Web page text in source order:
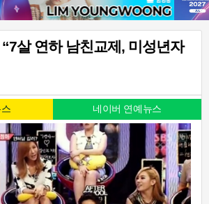
살 연하 남친교제, 미성년자
네이버 연예뉴스